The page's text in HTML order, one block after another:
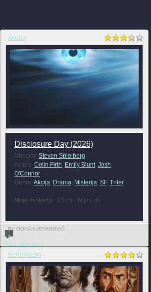
AKCIJA
Disclosure Day (2026)
Director: Steven Spielberg
Actors: Colin Firth, Emily Blunt, Josh
O'Connor
Genre: Akcija, Drama, Misterija, SF, Triler
Moje mišljenje: 3.5 / 5 - Nije Loš
BY GORAN JOVANOVIĆ
0
FULL REVIEW »
BIOGRAFSKI